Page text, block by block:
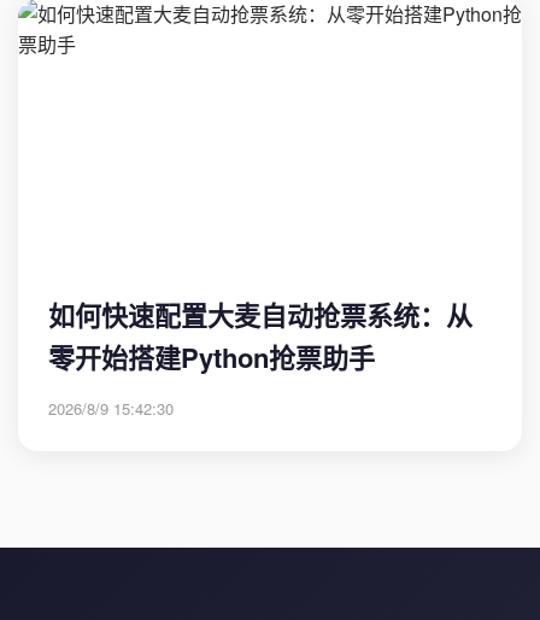
如何快速配置大麦自动抢票系统：从
零开始搭建Python抢票助手
2026/8/9 15:42:30